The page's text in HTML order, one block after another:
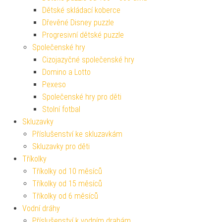
Dětské skládací koberce
Dřevěné Disney puzzle
Progresivní dětské puzzle
Společenské hry
Cizojazyčné společenské hry
Domino a Lotto
Pexeso
Společenské hry pro děti
Stolní fotbal
Skluzavky
Příslušenství ke skluzavkám
Skluzavky pro děti
Tříkolky
Tříkolky od 10 měsíců
Tříkolky od 15 měsíců
Tříkolky od 6 měsíců
Vodní dráhy